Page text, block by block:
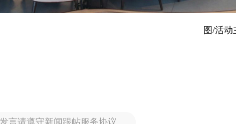
图/活动
发言请遵守新闻跟帖服务协议